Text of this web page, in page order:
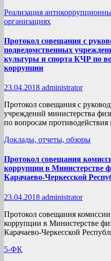
Реализация
организациях
Протокол совещания с
подведомственных
культуры и спорта КЧР по
коррупции
23.04.2018 administrator
Протокол совещания с
учреждений министерства
по вопросам противодействия
Доклады, отчеты, обзоры
Протокол совещания
коррупции в Министерстве
Карачаево-Черкесской
23.04.2018 administrator
Протокол совещания
коррупции в Министерстве
Карачаево-Черкесской
5-ФК